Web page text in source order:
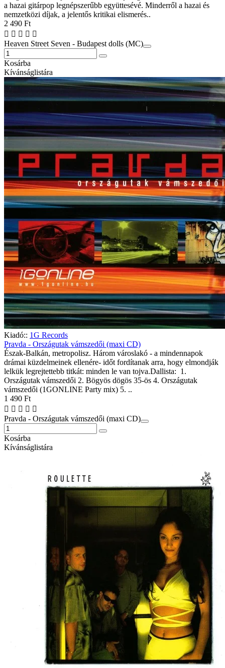
a hazai gitárpop legnépszerűbb együttesévé. Minderről a hazai és
nemzetközi díjak, a jelentős kritikai elismerés..
2 490 Ft
Heaven Street Seven - Budapest dolls (MC)
Kosárba
Kívánságlistára
Kiadó:: 1G Records
Pravda - Országutak vámszedői (maxi CD)
Észak-Balkán, metropolisz. Három városlakó - a mindennapok
drámai küzdelmeinek ellenére- időt fordítanak arra, hogy elmondják
lelkük legrejtettebb titkát: minden le van tojva.Dallista: 1.
Országutak vámszedői 2. Bögyös dögös 35-ös 4. Országutak
vámszedői (1GONLINE Party mix) 5. ..
1 490 Ft
Pravda - Országutak vámszedői (maxi CD)
Kosárba
Kívánságlistára